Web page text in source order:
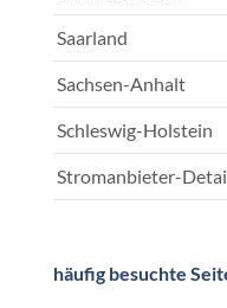
Saarland
Sachsen-Anhalt
Schleswig-Holstein
Stromanbieter-
häufig besuchte